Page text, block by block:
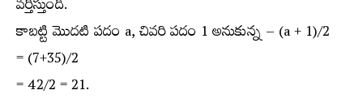
వర్తిస్తుంది.
కాబట్టి మొదటి పదం a, చివరి పదం 1 అనుకున్న – (a + 1)/2
= (7+35)/2
= 42/2 = 21.